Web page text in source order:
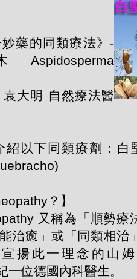
藥的同類療法》-
大明 自然療法醫
以下同類療劑：白
？】
又稱為「順勢療
治癒」或「同類相治
揚此一理念的山
位德國內科醫生。